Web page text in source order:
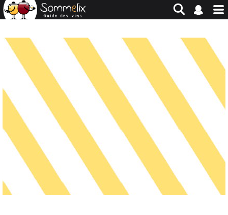
Site en jachère - Pour historique et consultation uniquement